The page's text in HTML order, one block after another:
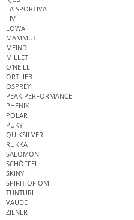
LA SPORTIVA
LIV
LOWA
MAMMUT
MEINDL
MILLET
O'NEILL
ORTLIEB
OSPREY
PEAK PERFORMANCE
PHENIX
POLAR
PUKY
QUIKSILVER
RUKKA
SALOMON
SCHÖFFEL
SKINY
SPIRIT OF OM
TUNTURI
VAUDE
ZIENER